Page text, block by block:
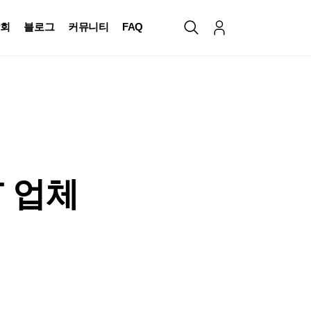
블로그 커뮤니티 FAQ
업체